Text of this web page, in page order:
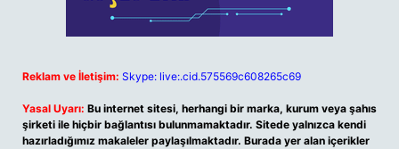
Reklam ve İletişim: Skype: live:.cid.575569c608265c69
Yasal Uyarı: Bu internet sitesi, herhangi bir marka, kurum veya şahıs
şirketi ile hiçbir bağlantısı bulunmamaktadır. Sitede yalnızca kendi
hazırladığımız makaleler paylaşılmaktadır. Burada yer alan içerikler